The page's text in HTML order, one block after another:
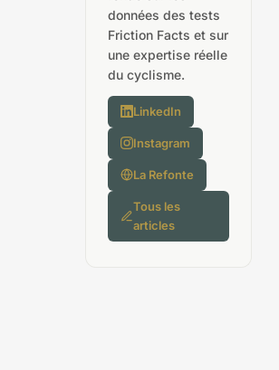
données des tests
Friction Facts et sur
une expertise réelle
du cyclisme.
LinkedIn
Instagram
La Refonte
Tous les
articles